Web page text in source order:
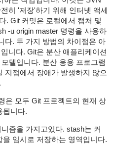
히 '저장'하기 위해 인터넷 액세
. Git 커밋은 로컬에서 캡처 및
-u origin master 명령을 사용하
다. 두 가지 방법의 차이점은 아
니다. Git은 분산 애플리케이션
델입니다. 분산 응용 프로그램
지점에서 장애가 발생하지 않으
은 모두 Git 프로젝트의 현재 상
됩니다.
즘을 가지고있다. stash는 커
임시로 저장하는 영역입니다.